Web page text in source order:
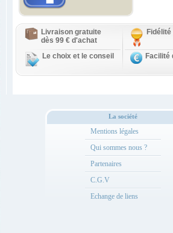
Livraison gratuite
dès 99 € d'achat
Le choix et le conseil Facilité
La société
Mentions légales
Qui sommes nous ?
Partenaires
C.G.V
Echange de liens